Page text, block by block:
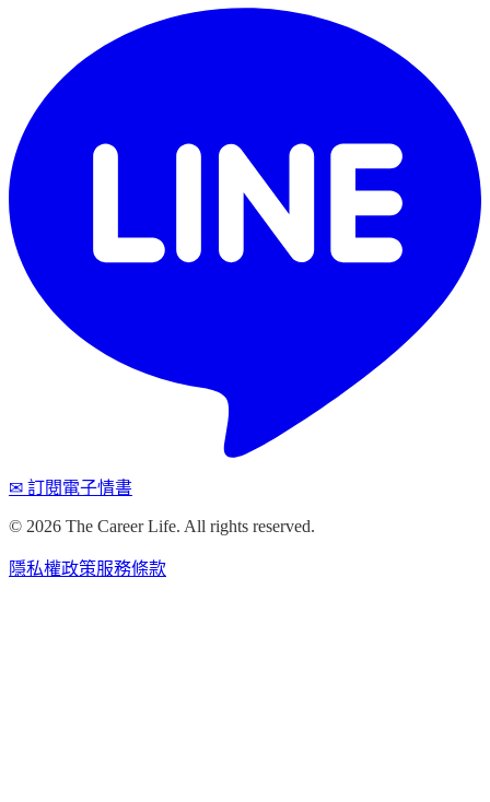
✉ 訂閱電子情書
© 2026 The Career Life. All rights reserved.
隱私權政策服務條款